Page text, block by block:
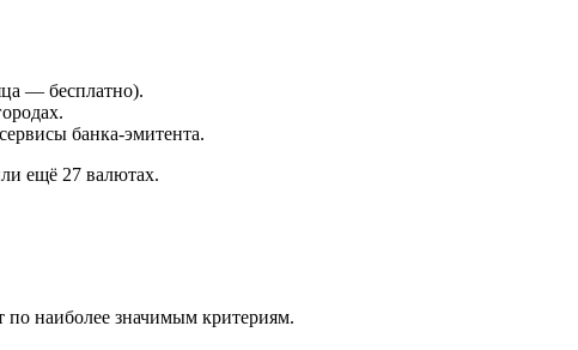
— бесплатно).
банка-эмитента.
ещё 27 валютах.
по наиболее значимым критериям.